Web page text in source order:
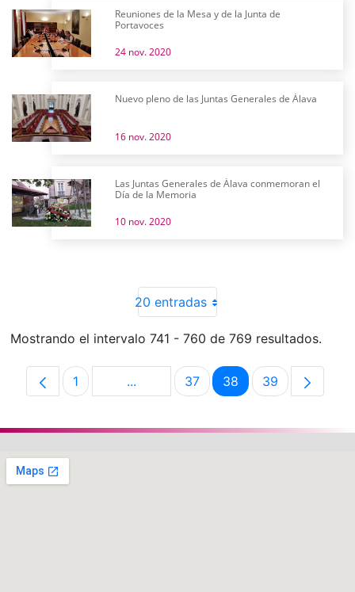
Reuniones de la Mesa y de la Junta de
Portavoces
24 nov. 2020
Nuevo pleno de las Juntas Generales de Álava
16 nov. 2020
Las Juntas Generales de Álava conmemoran el
Día de la Memoria
10 nov. 2020
20 entradas
Mostrando el intervalo 741 - 760 de 769 resultados.
Página
1 ...Páginas intermedias Use TAB para
Página
37 Página
38 Página
39